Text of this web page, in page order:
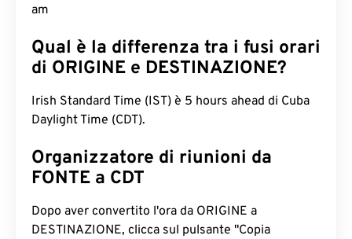
am
Qual è la differenza tra i fusi orari
di ORIGINE e DESTINAZIONE?
Irish Standard Time (IST) è 5 hours ahead di Cuba
Daylight Time (CDT).
Organizzatore di riunioni da
FONTE a CDT
Dopo aver convertito l'ora da ORIGINE a
DESTINAZIONE, clicca sul pulsante "Copia